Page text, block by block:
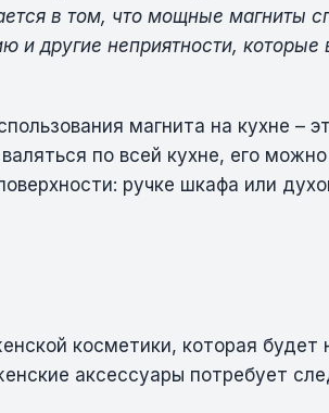
в том, что мощные магниты
и другие неприятности,
магнита на кухне –
по всей кухне, его
ручке шкафа или
косметики, которая будет
аксессуары потребует